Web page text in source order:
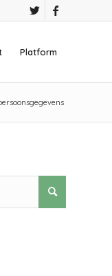
Platform